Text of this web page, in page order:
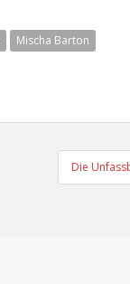
Mischa Barton
Die